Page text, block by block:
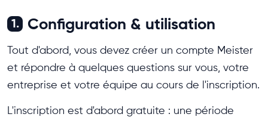
1. Configuration & utilisation
Tout d'abord, vous devez créer un compte Meister
et répondre à quelques questions sur vous, votre
entreprise et votre équipe au cours de l'inscription.
L'inscription est d'abord gratuite : une période